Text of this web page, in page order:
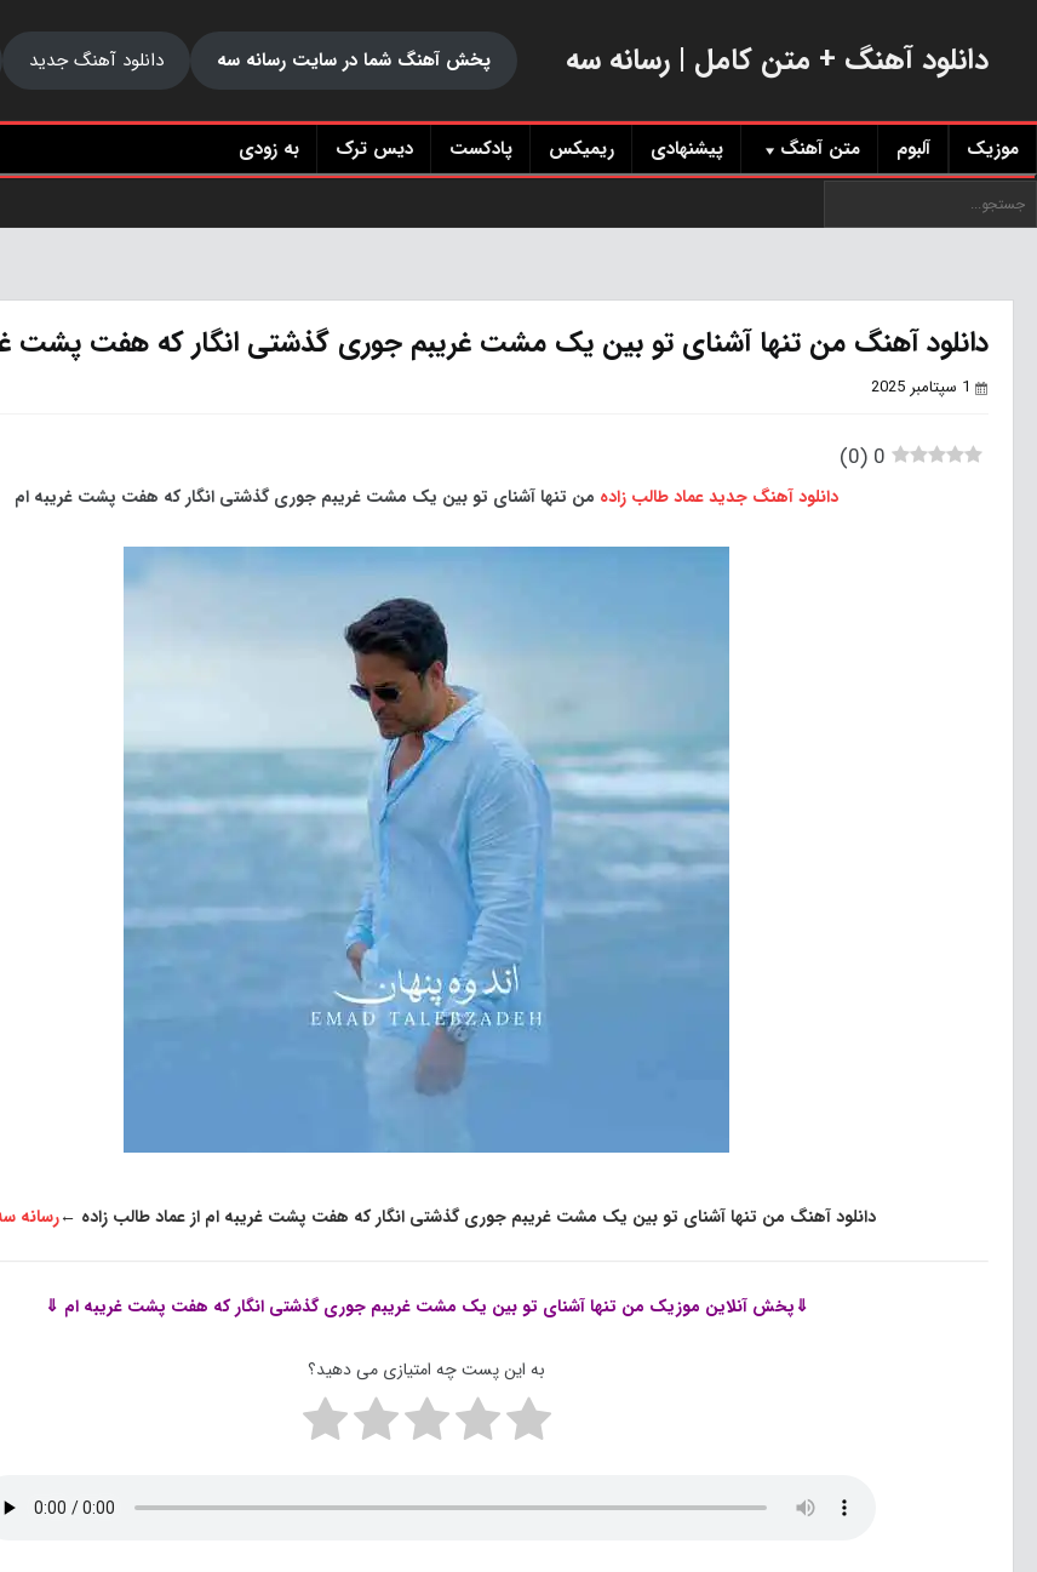
دانلود آهنگ + متن کامل | رسانه سه پخش آهنگ شما در سایت رسانه سه دانلود آهنگ جدید
موزیک آلبوم متن آهنگ پیشنهادی ریمیکس پادکست دیس ترک به زودی
دانلود آهنگ من تنها آشنای تو بین یک مشت غریبم جوری گذشتی انگار که هفت پشت
1 سپتامبر 2025
0
(
0
)
دانلود آهنگ جدیدعماد طالب زاده من تنها آشنای تو بین یک مشت غریبم جوری گذشتی انگار که هفت پشت غریبه ام
دانلود آهنگ من تنها آشنای تو بین یک مشت غریبم جوری گذشتی انگار که هفت پشت غریبه ام از عماد طالب زاده ←رسانه
⇓پخش آنلاین موزیک من تنها آشنای تو بین یک مشت غریبم جوری گذشتی انگار که هفت پشت غریبه ام ⇓
به این پست چه امتیازی می دهید؟